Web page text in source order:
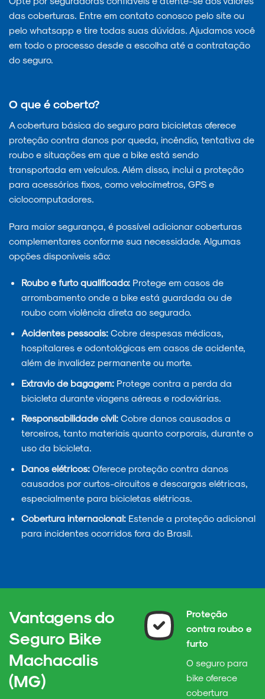
das coberturas. Entre em contato conosco pelo site ou
pelo whatsapp e tire todas suas dúvidas. Ajudamos você
em todo o processo desde a escolha até a contratação
do seguro.
O que é coberto?
A cobertura básica do seguro para bicicletas oferece
proteção contra danos por queda, incêndio, tentativa de
roubo e situações em que a bike está sendo
transportada em veículos. Além disso, inclui a proteção
para acessórios fixos, como velocímetros, GPS e
ciclocomputadores.
Para maior segurança, é possível adicionar coberturas
complementares conforme sua necessidade. Algumas
opções disponíveis são:
Roubo e furto qualificado:Protege em casos de
arrombamento onde a bike está guardada ou de
roubo com violência direta ao segurado.
Acidentes pessoais:Cobre despesas médicas,
hospitalares e odontológicas em casos de acidente,
além de invalidez permanente ou morte.
Extravio de bagagem:Protege contra a perda da
bicicleta durante viagens aéreas e rodoviárias.
Responsabilidade civil:Cobre danos causados a
terceiros, tanto materiais quanto corporais, durante o
uso da bicicleta.
Danos elétricos:Oferece proteção contra danos
causados por curtos-circuitos e descargas elétricas,
especialmente para bicicletas elétricas.
Cobertura internacional:Estende a proteção adicional
para incidentes ocorridos fora do Brasil.
Vantagens do
Seguro Bike
Machacalis
(MG)
Proteção
contra roubo e
furto
O seguro para
bike oferece
cobertura